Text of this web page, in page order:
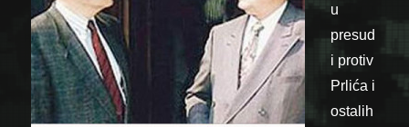
u
presud
i protiv
Prlića i
ostalih